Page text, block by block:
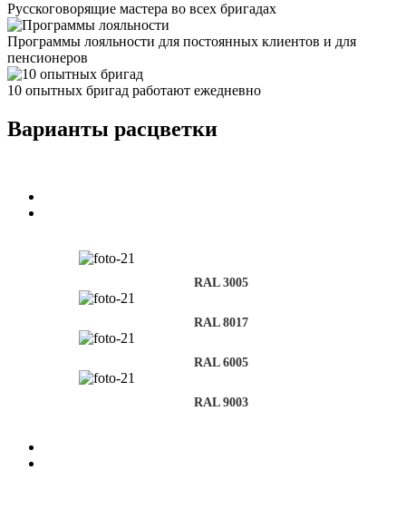
Русскоговорящие мастера во всех бригадах
Программы лояльности для постоянных клиентов и для
пенсионеров
10 опытных бригад работают ежедневно
Варианты расцветки
RAL 3005
RAL 8017
RAL 6005
RAL 9003